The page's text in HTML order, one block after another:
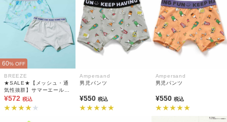
60% OFF
BREEZE
★SALE★【メッシュ・通
気性抜群】サマーエール
2Pセット ボクサーパンツ
¥572 税込
Ampersand
男児パンツ
¥550税込
Ampersand
男児パンツ
¥550 税込